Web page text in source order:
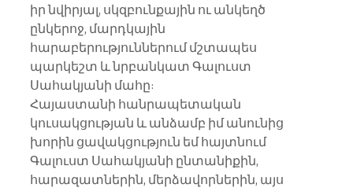
իր նվիրյալ, սկզբունքային ու անկեղծ
ընկերոջ, մարդկային
հարաբերություններում մշտապես
պարկեշտ և նրբանկատ Գալուստ
Սահակյանի մահը:
Հայաստանի հանրապետական
կուսակցության և անձամբ իմ անունից
խորին ցավակցություն եմ հայտնում
Գալուստ Սահակյանի ընտանիքին,
հարազատներին, մերձավորներին, այս